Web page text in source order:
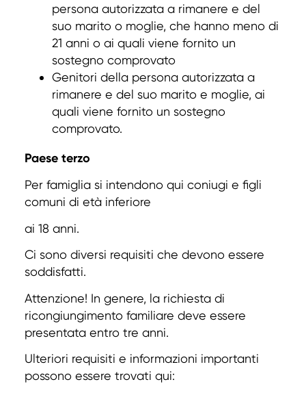
persona autorizzata a rimanere e del
suo marito o moglie, che hanno meno di
21 anni o ai quali viene fornito un
sostegno comprovato
Genitori della persona autorizzata a
rimanere e del suo marito e moglie, ai
quali viene fornito un sostegno
comprovato.
Paese terzo
Per famiglia si intendono qui coniugi e figli
comuni di età inferiore
ai 18 anni.
Ci sono diversi requisiti che devono essere
soddisfatti.
Attenzione! In genere, la richiesta di
ricongiungimento familiare deve essere
presentata entro tre anni.
Ulteriori requisiti e informazioni importanti
possono essere trovati qui: